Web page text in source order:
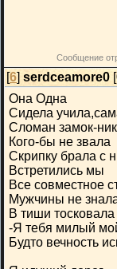
Сообщение
[6] serdceamore0
Она Одна
Сидела
Сломан замок-
Кого-бы не звала
Скрипку брала с
Встретились мы
Все совместное
Мужчины не
В тиши тосковала
-Я тебя милый
Будто вечность